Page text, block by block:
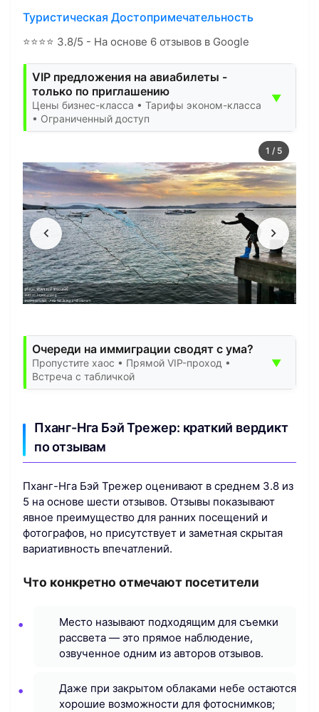
Туристическая Достопримечательность
⭐⭐⭐⭐ 3.8/5 - На основе 6 отзывов в Google
VIP предложения на авиабилеты -
только по приглашению
Цены бизнес-класса • Тарифы эконом-класса
• Ограниченный доступ
▼
1 / 5
Очереди на иммиграции сводят с ума?
Пропустите хаос • Прямой VIP-проход •
Встреча с табличкой
▼
Пханг-Нга Бэй Трежер: краткий вердикт
по отзывам
Пханг-Нга Бэй Трежер оценивают в среднем 3.8 из
5 на основе шести отзывов. Отзывы показывают
явное преимущество для ранних посещений и
фотографов, но присутствует и заметная скрытая
вариативность впечатлений.
Что конкретно отмечают посетители
Место называют подходящим для съемки
рассвета — это прямое наблюдение,
озвученное одним из авторов отзывов.
Даже при закрытом облаками небе остаются
хорошие возможности для фотоснимков;